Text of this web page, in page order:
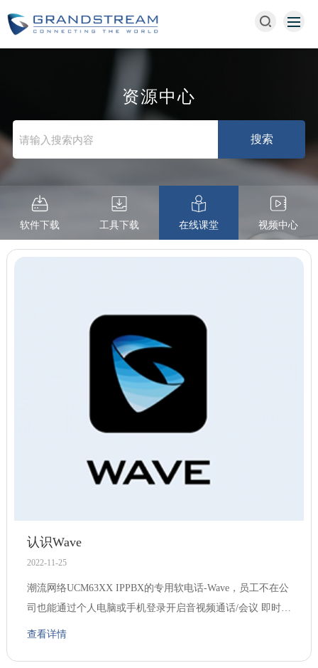
资源中心
软件下载 工具下载 在线课堂 视频中心
认识Wave
2022-11-25
潮流网络UCM63XX IPPBX的专用软电话-Wave，员工不在公
司也能通过个人电脑或手机登录开启音视频通话/会议 即时I
M实现高效沟通，帮助员工与同事、客户保持紧密联系。
查看详情